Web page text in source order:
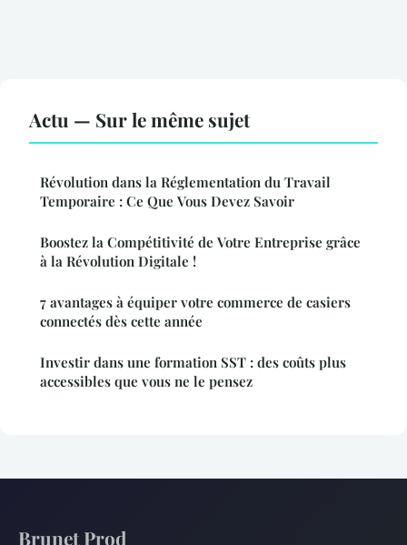
Actu — Sur le même sujet
Révolution dans la Réglementation du Travail
Temporaire : Ce Que Vous Devez Savoir
Boostez la Compétitivité de Votre Entreprise grâce
à la Révolution Digitale !
7 avantages à équiper votre commerce de casiers
connectés dès cette année
Investir dans une formation SST : des coûts plus
accessibles que vous ne le pensez
Brunet Prod